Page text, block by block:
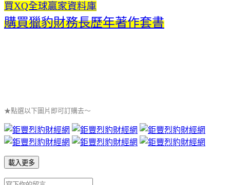
買XQ全球贏家資料庫
購買獵豹財務長歷年著作套書
★點選以下圖片即可訂購去～
載入更多